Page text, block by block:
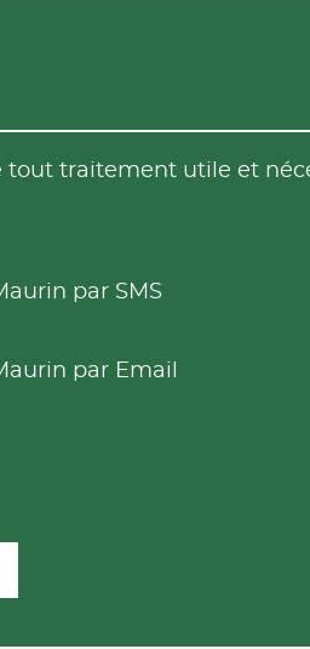
tout traitement utile et
par SMS
par Email